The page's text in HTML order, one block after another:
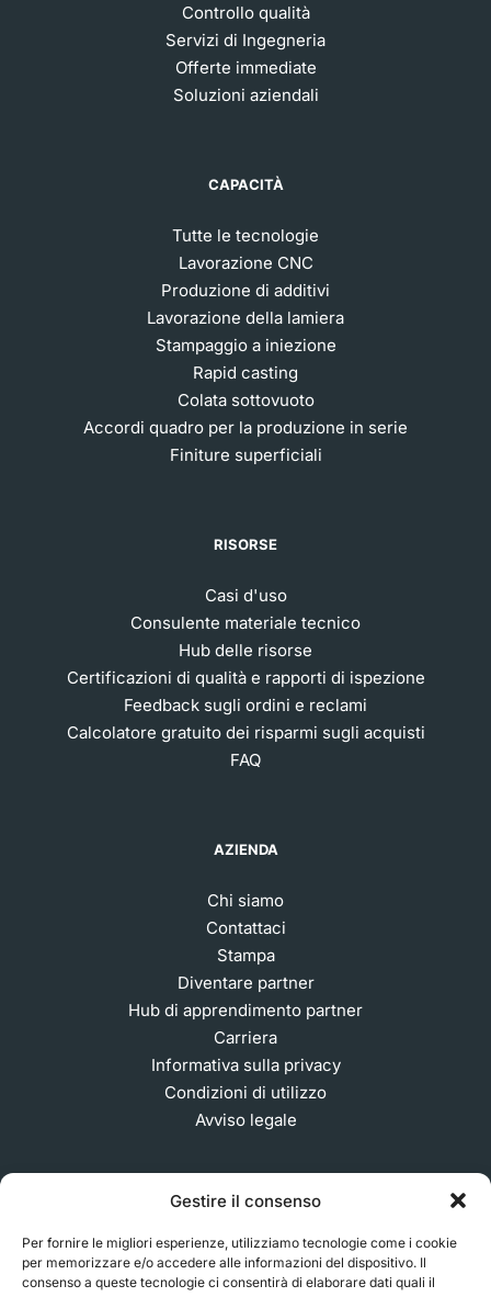
Gestire il consenso
Per fornire le migliori esperienze, utilizziamo tecnologie come i cookie
per memorizzare e/o accedere alle informazioni del dispositivo. Il
consenso a queste tecnologie ci consentirà di elaborare dati quali il
Controllo qualità
Servizi di Ingegneria
Offerte immediate
Soluzioni aziendali
CAPACITÀ
Tutte le tecnologie
Lavorazione CNC
Produzione di additivi
Lavorazione della lamiera
Stampaggio a iniezione
Rapid casting
Colata sottovuoto
Accordi quadro per la produzione in serie
Finiture superficiali
RISORSE
Casi d'uso
Consulente materiale tecnico
Hub delle risorse
Certificazioni di qualità e rapporti di ispezione
Feedback sugli ordini e reclami
Calcolatore gratuito dei risparmi sugli acquisti
FAQ
AZIENDA
Chi siamo
Contattaci
Stampa
Diventare partner
Hub di apprendimento partner
Carriera
Informativa sulla privacy
Condizioni di utilizzo
Avviso legale
ISCRIVITI ALLA NOSTRA NEWSLETTER